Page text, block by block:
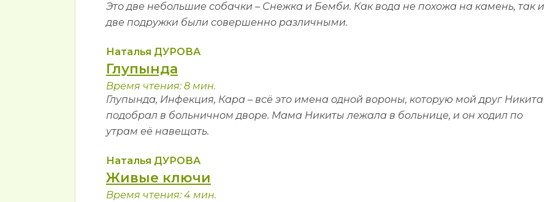
Это две небольшие собачки – Снежка и Бемби. Как вода не похожа на камень, так и
две подружки были совершенно различными.
Наталья ДУРОВА
Глупында
Время чтения: 8 мин.
Глупында, Инфекция, Кара – всё это имена одной вороны, которую мой друг Никита
подобрал в больничном дворе. Мама Никиты лежала в больнице, и он ходил по
утрам её навещать.
Наталья ДУРОВА
Живые ключи
Время чтения: 4 мин.